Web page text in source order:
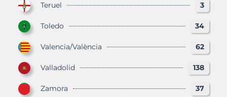
Teruel 3
Toledo 34
Valencia/València 62
Valladolid 138
Zamora 37